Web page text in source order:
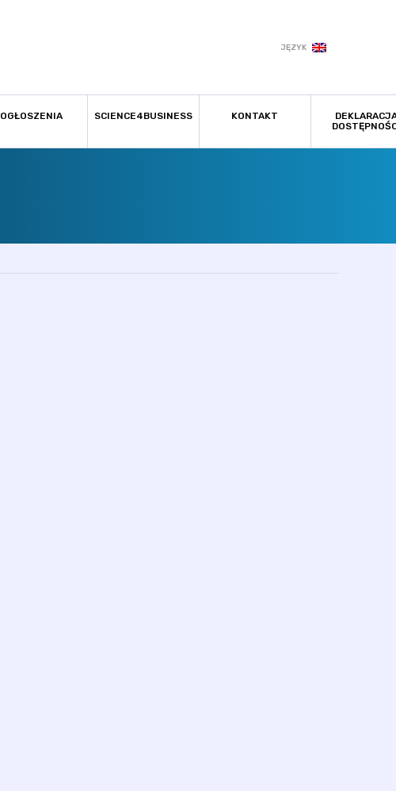
JĘZYK
OGŁOSZENIA SCIENCE4BUSINESS KONTAKT